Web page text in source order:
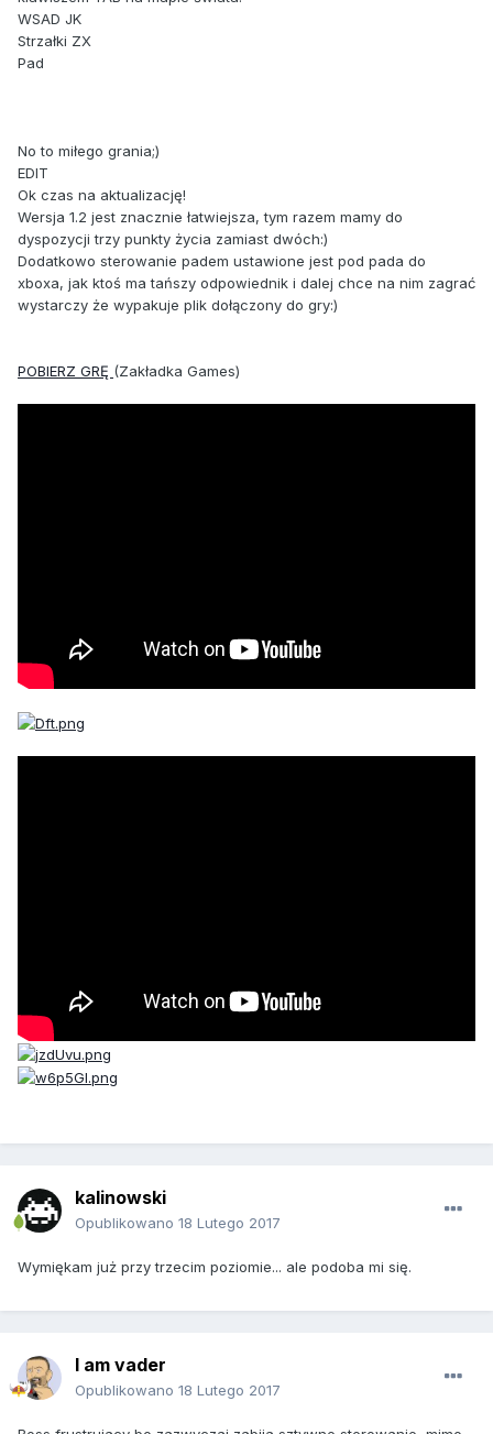
WSAD JK
Strzałki ZX
Pad
No to miłego grania;)
EDIT
Ok czas na aktualizację!
Wersja 1.2 jest znacznie łatwiejsza, tym razem mamy do
dyspozycji trzy punkty życia zamiast dwóch:)
Dodatkowo sterowanie padem ustawione jest pod pada do
xboxa, jak ktoś ma tańszy odpowiednik i dalej chce na nim zagrać
wystarczy że wypakuje plik dołączony do gry:)
POBIERZ GRĘ (Zakładka Games)
kalinowski
Opublikowano 18 Lutego 2017
Wymiękam już przy trzecim poziomie... ale podoba mi się.
I am vader
Opublikowano 18 Lutego 2017